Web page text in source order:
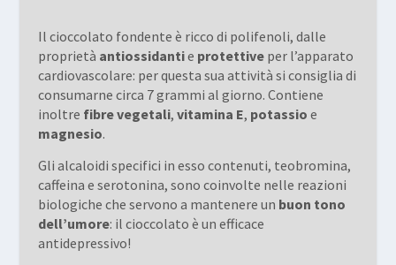
Il cioccolato fondente è ricco di polifenoli, dalle
proprietà antiossidantie protettiveper l’apparato
cardiovascolare: per questa sua attività si consiglia di
consumarne circa 7 grammi al giorno. Contiene
inoltre fibrevegetali, vitamina E, potassio e
magnesio.
Gli alcaloidi specifici in esso contenuti, teobromina,
caffeina e serotonina, sono coinvolte nelle reazioni
biologiche che servono a mantenere un buon tono
dell’umore: il cioccolato è un efficace
antidepressivo!